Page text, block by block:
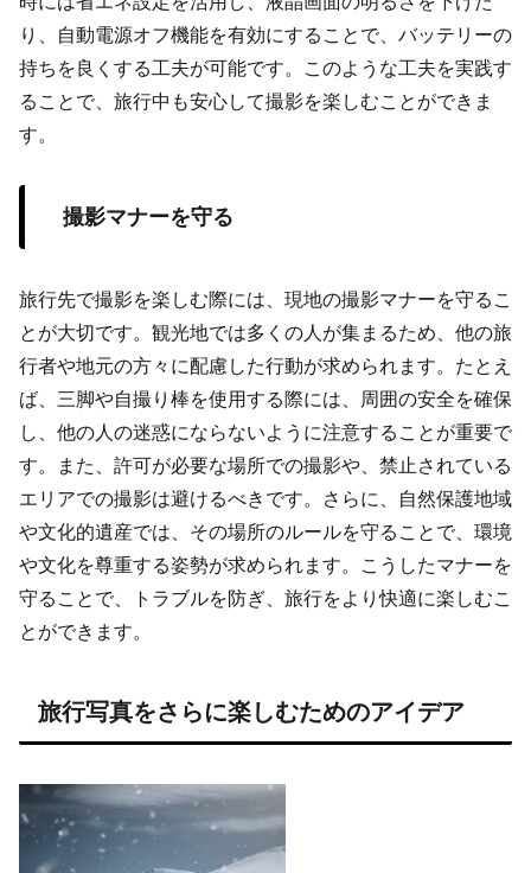
り、自動電源オフ機能を有効にすることで、バッテリーの
持ちを良くする工夫が可能です。このような工夫を実践す
ることで、旅行中も安心して撮影を楽しむことができま
す。
撮影マナーを守る
旅行先で撮影を楽しむ際には、現地の撮影マナーを守るこ
とが大切です。観光地では多くの人が集まるため、他の旅
行者や地元の方々に配慮した行動が求められます。たとえ
ば、三脚や自撮り棒を使用する際には、周囲の安全を確保
し、他の人の迷惑にならないように注意することが重要で
す。また、許可が必要な場所での撮影や、禁止されている
エリアでの撮影は避けるべきです。さらに、自然保護地域
や文化的遺産では、その場所のルールを守ることで、環境
や文化を尊重する姿勢が求められます。こうしたマナーを
守ることで、トラブルを防ぎ、旅行をより快適に楽しむこ
とができます。
旅行写真をさらに楽しむためのアイデア